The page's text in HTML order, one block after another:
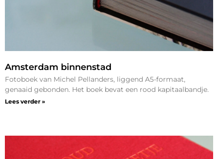
Amsterdam binnenstad
Fotoboek van Michel Pellanders, liggend A5-formaat,
genaaid gebonden. Het boek bevat een rood kapitaalbandje.
Lees verder »